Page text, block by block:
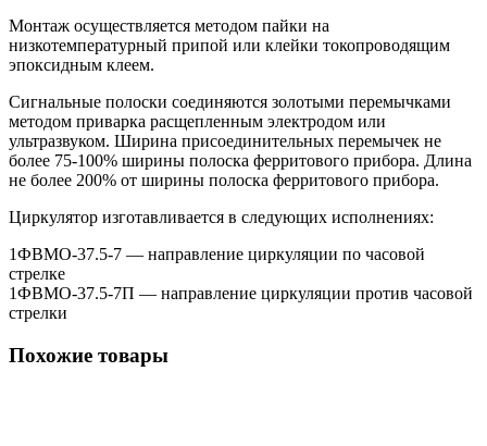
Монтаж осуществляется методом пайки на
низкотемпературный припой или клейки токопроводящим
эпоксидным клеем.
Сигнальные полоски соединяются золотыми перемычками
методом приварка расщепленным электродом или
ультразвуком. Ширина присоединительных перемычек не
более 75-100% ширины полоска ферритового прибора. Длина
не более 200% от ширины полоска ферритового прибора.
Циркулятор изготавливается в следующих исполнениях:
1ФВМO-37.5-7 — направление циркуляции по часовой
стрелке
1ФВМO-37.5-7П — направление циркуляции против часовой
стрелки
Похожие товары